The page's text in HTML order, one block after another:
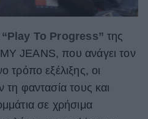
“Play To Progress”της
JEANS, που ανάγει τον
τρόπο εξέλιξης, οι
τη φαντασία τους και
σε χρήσιμα